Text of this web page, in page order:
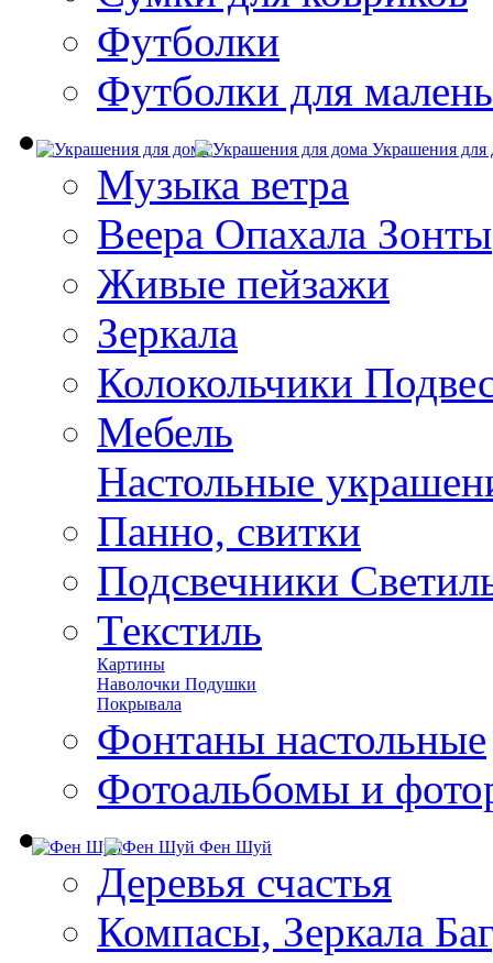
Футболки
Футболки для
Украшения для
Музыка ветра
Веера Опахала Зонты
Живые пейзажи
Зеркала
Колокольчики
Мебель
Настольные
Панно, свитки
Подсвечники
Текстиль
Картины
Наволочки Подушки
Покрывала
Фонтаны настольные
Фотоальбомы и
Фен Шуй
Деревья счастья
Компасы, Зеркала